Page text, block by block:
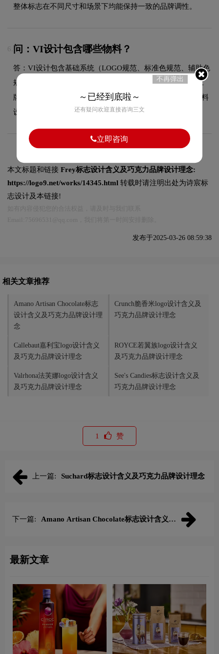
整体标志在不同尺寸和场景下均能保持一致的品牌调性。
6. 问：VI设计包含哪些物料？
答：VI设计包含基础系统（LOGO规范、标准色规范、辅助色
规范、标准字体规范）和应用系统（名片、信封、信纸、工
牌、纸杯、手提袋、PPT模板、员工胸牌等全套企业视觉物料
设计）。
本文标题和链接 Frey标志设计含义及巧克力品牌设计理念:
https://logo9.net/works/14345.html 转载时请注明出处为诗宸标
志设计及本链接!
发布于2025-03-26 08:59:38
相关文章推荐
Amano Artisan Chocolate标志
设计含义及巧克力品牌设计理
念
Crunch脆香米logo设计含义及
巧克力品牌设计理念
Callebaut嘉利宝logo设计含义
及巧克力品牌设计理念
ROYCE若翼族logo设计含义
及巧克力品牌设计理念
Valrhona法芙娜logo设计含义
及巧克力品牌设计理念
See's Candies标志设计含义及
巧克力品牌设计理念
1 赞
上一篇: Suchard标志设计含义及巧克力品牌设计理念
下一篇:
Amano Artisan Chocolate标志设计含义及
最新文章
不再弹出
～已经到底啦～
还有疑问欢迎直接咨询三文
立即咨询